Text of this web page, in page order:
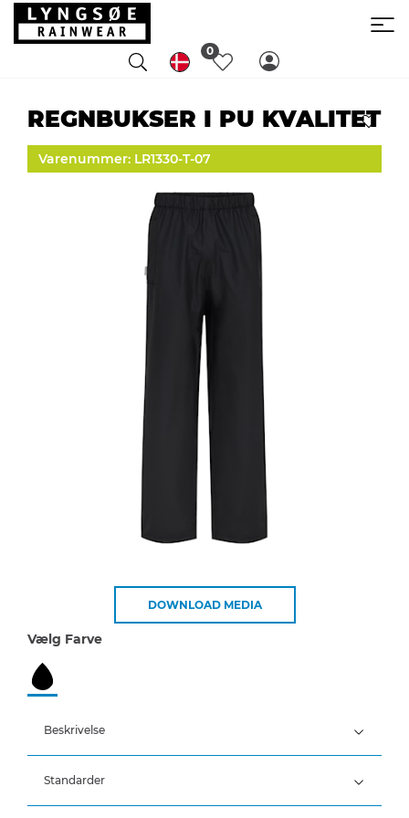
0
REGNBUKSER I PU KVALITET
Varenummer: LR1330-T-07
DOWNLOAD MEDIA
Vælg Farve
Beskrivelse
100% Polyester, PU belægning, 170 g/m²
Standarder